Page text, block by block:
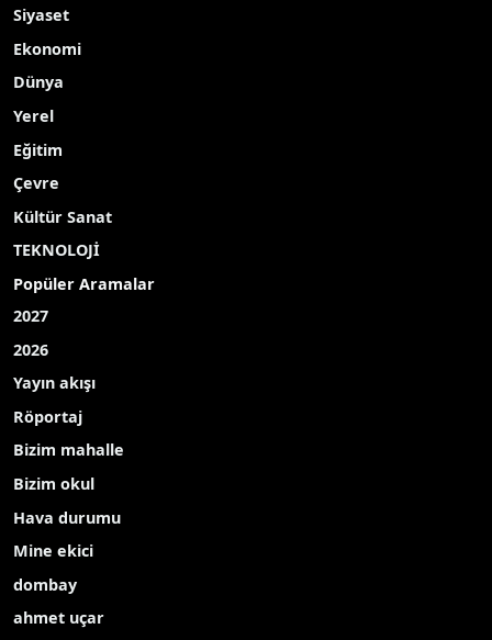
Siyaset
Ekonomi
Dünya
Yerel
Eğitim
Çevre
Kültür Sanat
TEKNOLOJİ
Popüler Aramalar
2027
2026
Yayın akışı
Röportaj
Bizim mahalle
Bizim okul
Hava durumu
Mine ekici
dombay
ahmet uçar